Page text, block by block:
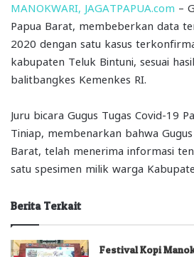
MANOKWARI, JAGATPAPUA.com –
Papua Barat, membeberkan data
2020 dengan satu kasus
kabupaten Teluk Bintuni, sesuai
balitbangkes Kemenkes RI.
Juru bicara Gugus Tugas Covid-19
Tiniap, membenarkan bahwa
Barat, telah menerima informasi
satu spesimen milik warga
Berita Terkait
Festival Kopi